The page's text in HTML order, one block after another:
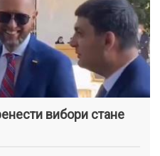
вибори стане